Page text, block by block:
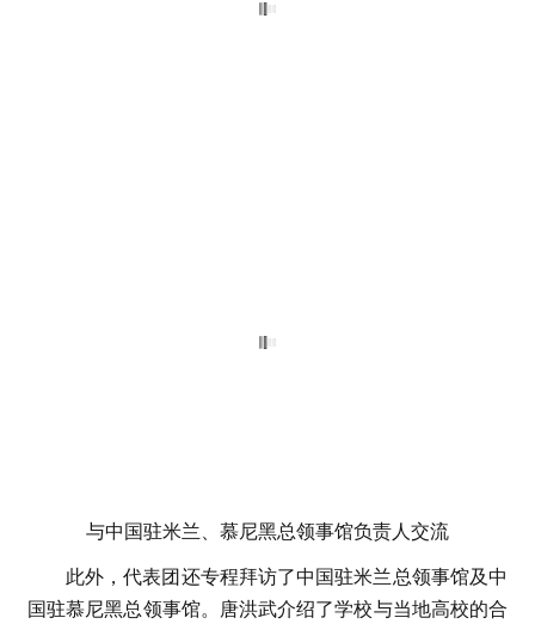
与中国驻米兰、慕尼黑总领事馆负责人交流
此外，代表团还专程拜访了中国驻米兰总领事馆及中
国驻慕尼黑总领事馆。唐洪武介绍了学校与当地高校的合